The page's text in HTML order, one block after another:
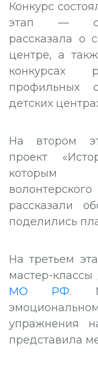
Конкурс
этап —
рассказала о
центре, а
конкурсах
профильных
детских
На втором
проект
которым
рассказали
поделились
На третьем
мастер-
МО РФ.
упражнения
представила